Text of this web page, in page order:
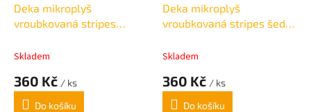
Deka mikroplyš
vroubkovaná stripes
Skladem
360 Kč / ks
Do košíku
Deka mikroplyš
vroubkovaná stripes šedá
Skladem
360 Kč / ks
Do košíku